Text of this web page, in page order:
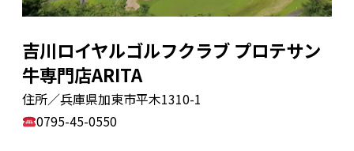
吉川ロイヤルゴルフクラブ プロテサン
牛専門店ARITA
住所／兵庫県加東市平木1310-1
0795-45-0550